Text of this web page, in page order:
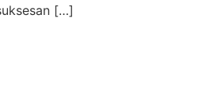
[…]